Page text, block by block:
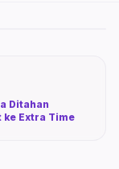
Ditahan
ke Extra Time